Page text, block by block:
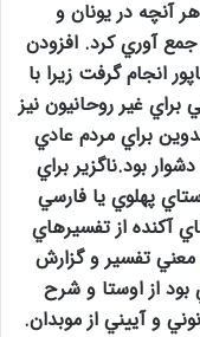
آنچه در يونان و
آوري كرد. افزودن
انجام گرفت زيرا با
غير روحانيون نيز
براي مردم عادي
بود.ناگزير براي
پهلوي يا فارسي
آكنده از تفسيرهاي
معني تفسير و گزارش
از اوستا و شرح
و آييني از موبدان.